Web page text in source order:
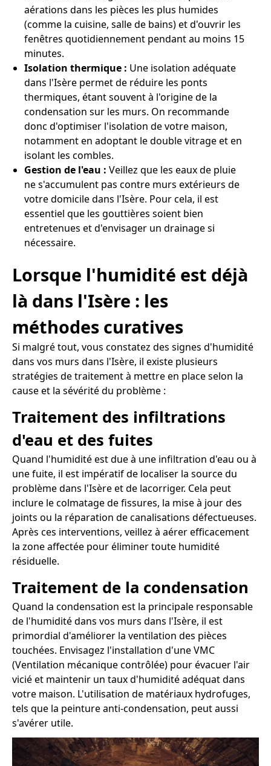
aérations dans les pièces les plus humides
(comme la cuisine, salle de bains) et d'ouvrir les
fenêtres quotidiennement pendant au moins 15
minutes.
Isolation thermique : Une isolation adéquate
dans l'Isère permet de réduire les ponts
thermiques, étant souvent à l'origine de la
condensation sur les murs. On recommande
donc d'optimiser l'isolation de votre maison,
notamment en adoptant le double vitrage et en
isolant les combles.
Gestion de l'eau : Veillez que les eaux de pluie
ne s'accumulent pas contre murs extérieurs de
votre domicile dans l'Isère. Pour cela, il est
essentiel que les gouttières soient bien
entretenues et d'envisager un drainage si
nécessaire.
Lorsque l'humidité est déjà
là dans l'Isère : les
méthodes curatives
Si malgré tout, vous constatez des signes d'humidité
dans vos murs dans l'Isère, il existe plusieurs
stratégies de traitement à mettre en place selon la
cause et la sévérité du problème :
Traitement des infiltrations
d'eau et des fuites
Quand l'humidité est due à une infiltration d'eau ou à
une fuite, il est impératif de localiser la source du
problème dans l'Isère et de lacorriger. Cela peut
inclure le colmatage de fissures, la mise à jour des
joints ou la réparation de canalisations défectueuses.
Après ces interventions, veillez à aérer efficacement
la zone affectée pour éliminer toute humidité
résiduelle.
Traitement de la condensation
Quand la condensation est la principale responsable
de l'humidité dans vos murs dans l'Isère, il est
primordial d'améliorer la ventilation des pièces
touchées. Envisagez l'installation d'une VMC
(Ventilation mécanique contrôlée) pour évacuer l'air
vicié et maintenir un taux d'humidité adéquat dans
votre maison. L'utilisation de matériaux hydrofuges,
tels que la peinture anti-condensation, peut aussi
s'avérer utile.